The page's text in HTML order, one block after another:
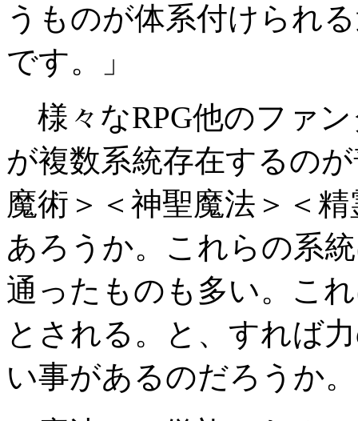
うものが体系付けられ
です。」
様々なRPG他のファ
が複数系統存在するの
魔術＞＜神聖魔法＞＜
あろうか。これらの系
通ったものも多い。こ
とされる。と、すれば
い事があるのだろうか。